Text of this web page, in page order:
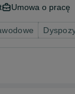
Umowa o pracę